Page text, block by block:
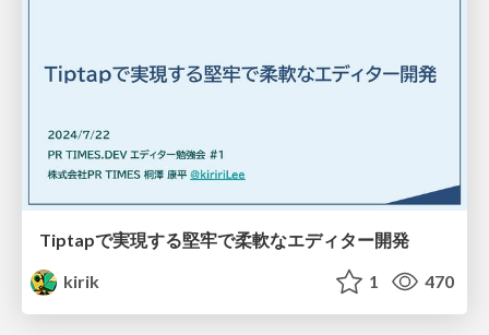
Tiptapで実現する堅牢で柔軟なエディター開発
kirik
1 470